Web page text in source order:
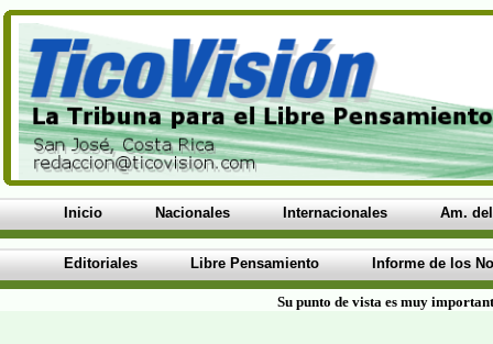
Inicio Nacionales Internacionales Am.
Editoriales Libre Pensamiento Informe de los
Su punto de vista es muy